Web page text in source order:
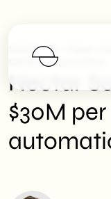
SHM Studio
Marketing Automation
Nectar
$30M